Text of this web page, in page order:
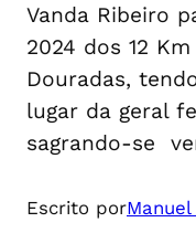
Vanda Ribeiro
2024 dos 12
Douradas,
lugar da geral
sagrando-se
Escrito porManuel